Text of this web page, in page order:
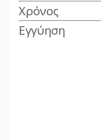
Χρόνος
Εγγύηση